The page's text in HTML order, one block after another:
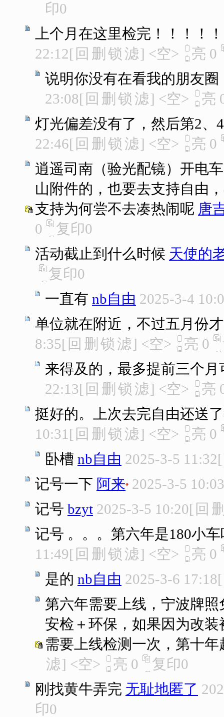
印0
上个月在这里检完！！！！
22:12[ 回 删 锁 滤] <空> 亮 0
说明你没有在看我的朋友
23:08[ 回 删 锁 滤] <空> 亮
灯光偏差没有了，然后第2、
22:46[ 回 删 锁 滤] <空> 亮 0
逍遥司南（验光配镜）开电
山附件的，也要去支持自由
支持为何尝不去凑热闹呢 唐
0
复印0
活动截止到什么时候 天使的
复印0
一直有 nb自由 2025-3-4
单位就在附近，不过五月份
8:35[ 回 删 锁 滤] <空> 亮 0
来得及的，最多提前三个
22:13[ 回 删 锁 滤] <空> 亮
挺好的。上次去完自由还送
10:31 [ 回 删 锁 滤] <空> 亮 0
卧槽 nb自由 2025-3-5 11:32[
记号一下 阿来 2025-3-5 10:03
记号 bzyt 2025-3-5 10:20[ 回
记号 。。。第六年是180小
11:49[ 回 删 锁 滤] <空> 亮 0
是的 nb自由 2025-3-6 17:18[
第六年需要上线，宁波牌
安检＋环保，如果因为改
需要上线检测一次，第十年
滤] <空> 亮 0 复印0
刚找黄牛弄完 无耻地匿了
印0